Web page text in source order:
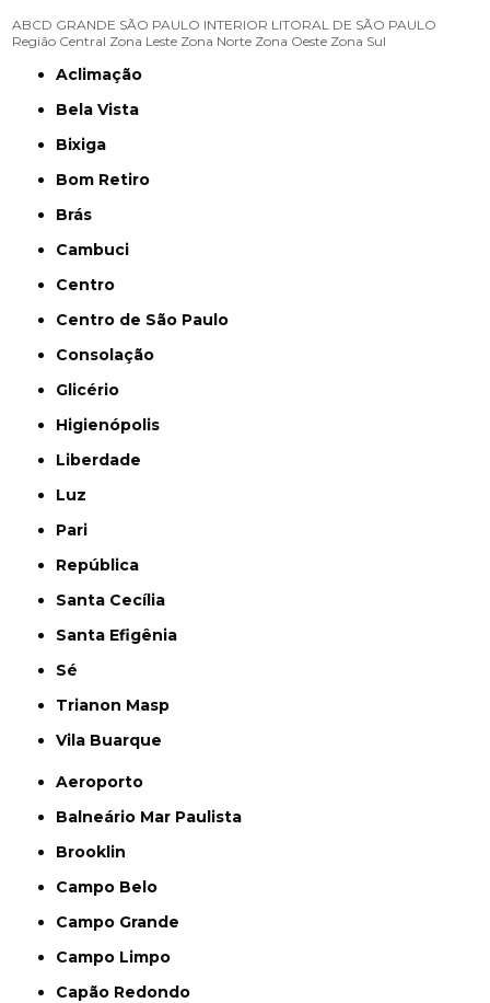
ABCD GRANDE SÃO PAULO INTERIOR LITORAL DE SÃO PAULO
Região Central Zona Leste Zona Norte Zona Oeste Zona Sul
Aclimação
Bela Vista
Bixiga
Bom Retiro
Brás
Cambuci
Centro
Centro de São Paulo
Consolação
Glicério
Higienópolis
Liberdade
Luz
Pari
República
Santa Cecília
Santa Efigênia
Sé
Trianon Masp
Vila Buarque
Aeroporto
Balneário Mar Paulista
Brooklin
Campo Belo
Campo Grande
Campo Limpo
Capão Redondo